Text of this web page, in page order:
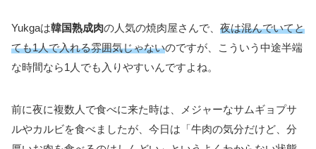
Yukgaは韓国熟成肉の人気の焼肉屋さんで、 夜は混んでいてと
ても1人で入れる雰囲気じゃないのですが、こういう中途半端
な時間なら1人でも入りやすいんですよね。
前に夜に複数人で食べに来た時は、メジャーなサムギョプサ
ルやカルビを食べましたが、今日は「牛肉の気分だけど、分